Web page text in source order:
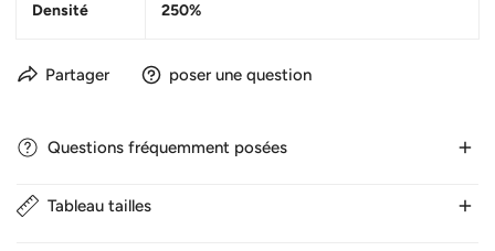
Densité 250%
Partager poser une question
Questions fréquemment posées
1. Combien de temps dure la livraison ?
Tableau tailles